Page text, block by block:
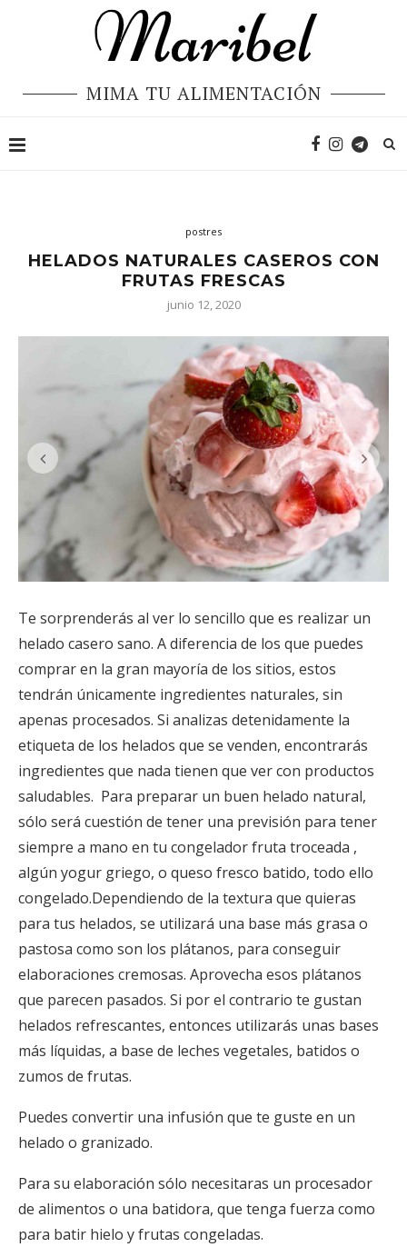
MIMA TU ALIMENTACIÓN
postres
HELADOS NATURALES CASEROS CON
FRUTAS FRESCAS
junio 12, 2020
Te sorprenderás al ver lo sencillo que es realizar un
helado casero sano. A diferencia de los que puedes
comprar en la gran mayoría de los sitios, estos
tendrán únicamente ingredientes naturales, sin
apenas procesados. Si analizas detenidamente la
etiqueta de los helados que se venden, encontrarás
ingredientes que nada tienen que ver con productos
saludables. Para preparar un buen helado natural,
sólo será cuestión de tener una previsión para tener
siempre a mano en tu congelador fruta troceada ,
algún yogur griego, o queso fresco batido, todo ello
congelado.Dependiendo de la textura que quieras
para tus helados, se utilizará una base más grasa o
pastosa como son los plátanos, para conseguir
elaboraciones cremosas. Aprovecha esos plátanos
que parecen pasados. Si por el contrario te gustan
helados refrescantes, entonces utilizarás unas bases
más líquidas, a base de leches vegetales, batidos o
zumos de frutas.
Puedes convertir una infusión que te guste en un
helado o granizado.
Para su elaboración sólo necesitaras un procesador
de alimentos o una batidora, que tenga fuerza como
para batir hielo y frutas congeladas.